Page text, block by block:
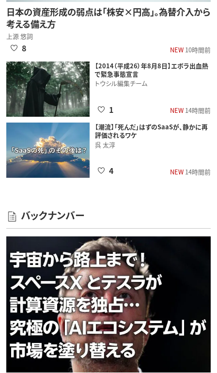
日本の資産形成の弱点は「株安×円高」。為替介入から
考える備え方
上源 悠詞
NEW10時間前
8
【2014（平成26）年8月8日】エボラ出血熱
で緊急事態宣言
トウシル編集チーム
NEW14時間前
1
【潮流】「死んだ」はずのSaaSが、静かに再
評価されるワケ
呉 太淳
NEW14時間前
4
バックナンバー